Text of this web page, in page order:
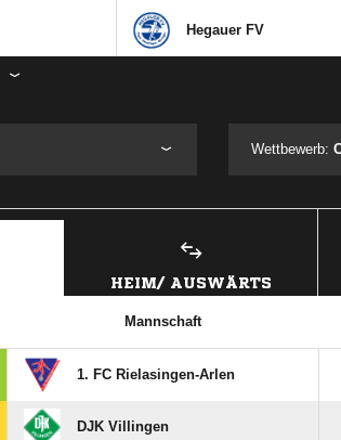
Hegauer FV
Wettbewerb:
HEIM/ AUSWÄRTS
Mannschaft
1. FC Rielasingen-Arlen
DJK Villingen